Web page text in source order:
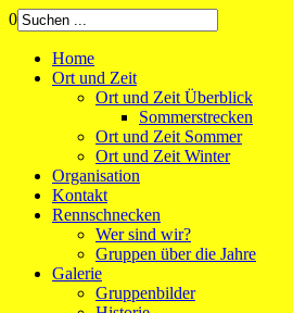
0
Home
Ort und Zeit
Ort und Zeit Überblick
Sommerstrecken
Ort und Zeit Sommer
Ort und Zeit Winter
Organisation
Kontakt
Rennschnecken
Wer sind wir?
Gruppen über die Jahre
Galerie
Gruppenbilder